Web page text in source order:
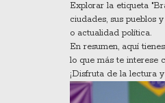
Explorar la etiqueta
ciudades, sus pueblos
o actualidad política.
En resumen, aquí
lo que más te interese
¡Disfruta de la lectura